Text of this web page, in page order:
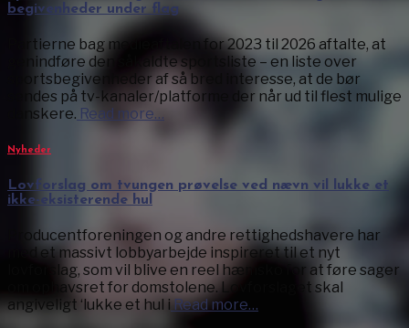
begivenheder under flag
Partierne bag medieaftalen for 2023 til 2026 aftalte, at
genindføre den såkaldte sportsliste – en liste over
sportsbegivenheder af så bred interesse, at de bør
sendes på tv-kanaler/platforme der når ud til flest mulige
danskere. Read more…
Nyheder
Lovforslag om tvungen prøvelse ved nævn vil lukke et
ikke-eksisterende hul
Producentforeningen og andre rettighedshavere har
med et massivt lobbyarbejde inspireret til et nyt
lovforslag, som vil blive en reel hæmsko for at føre sager
om ophavsret for domstolene. Lovforslaget skal
angiveligt ‘lukke et hul i Read more…